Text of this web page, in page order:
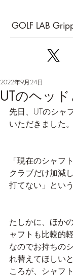
GOLF LAB
UTのヘッ
2022年9月24日
先日、UTのシャ
いただきました。
「現在のシャフ
クラブだけ加減
打てない」とい
たしかに、ほか
ャフトも比較的
なのでお持ちの
れ替えてほしい
ころが、シャフ